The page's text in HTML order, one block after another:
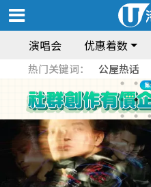
演唱会 优惠着数
热门关键词： 公屋热话